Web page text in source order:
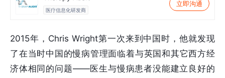
医疗信息化研发商
立即沟通
2015年，Chris Wright第一次来到中国时，他就发现
了在当时中国的慢病管理面临着与英国和其它西方经
济体相同的问题——医生与慢病患者没能建立良好的